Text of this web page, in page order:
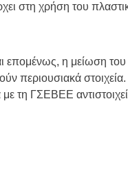
στη χρήση του
επομένως, η μείωση
περιουσιακά στοιχεία.
τη ΓΣΕΒΕΕ